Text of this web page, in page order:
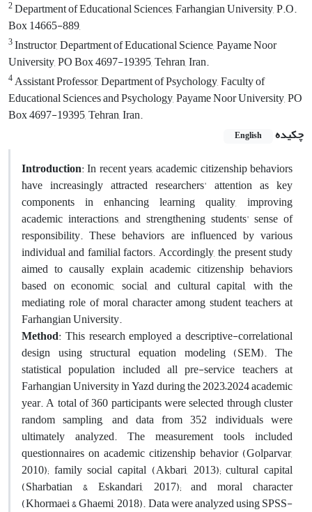
2Department of Educational Sciences, Farhangian University, P.O.
Box 14665-889,
3Instructor, Department of Educational Science, Payame Noor
University, PO Box 4697-19395, Tehran, Iran.
4Assistant Professor, Department of Psychology, Faculty of
Educational Sciences and Psychology, Payame Noor University, PO
Box 4697-19395, Tehran, Iran.
چکیده
English
Introduction: In recent years, academic citizenship behaviors
have increasingly attracted researchers' attention as key
components in enhancing learning quality, improving
academic interactions, and strengthening students' sense of
responsibility. These behaviors are influenced by various
individual and familial factors. Accordingly, the present study
aimed to causally explain academic citizenship behaviors
based on economic, social, and cultural capital, with the
mediating role of moral character among student teachers at
Farhangian University.
Method: This research employed a descriptive-correlational
design using structural equation modeling (SEM). The
statistical population included all pre-service teachers at
Farhangian University in Yazd during the 2023–2024 academic
year. A total of 360 participants were selected through cluster
random sampling, and data from 352 individuals were
ultimately analyzed. The measurement tools included
questionnaires on academic citizenship behavior (Golparvar,
2010); family social capital (Akbari, 2013); cultural capital
(Sharbatian & Eskandari, 2017); and moral character
(Khormaei & Ghaemi, 2018). Data were analyzed using SPSS-